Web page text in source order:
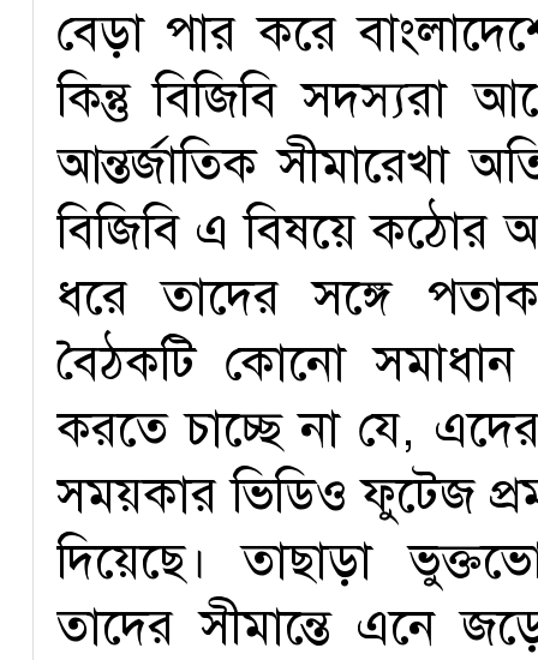
বেড়া পার করে
কিন্তু বিজিবি সদস্যরা
আন্তর্জাতিক সীমারেখা
বিজিবি এ বিষয়ে কঠোর
ধরে তাদের সঙ্গে
বৈঠকটি কোনো সমাধান
করতে চাচ্ছে না যে,
সময়কার ভিডিও ফুটেজ
দিয়েছে। তাছাড়া
তাদের সীমান্তে এনে